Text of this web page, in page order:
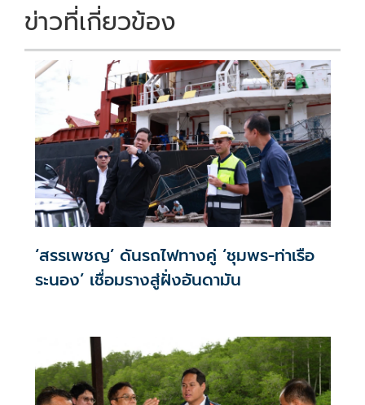
ข่าวที่เกี่ยวข้อง
‘สรรเพชญ’ ดันรถไฟทางคู่ ‘ชุมพร-ท่าเรือ
ระนอง’ เชื่อมรางสู่ฝั่งอันดามัน